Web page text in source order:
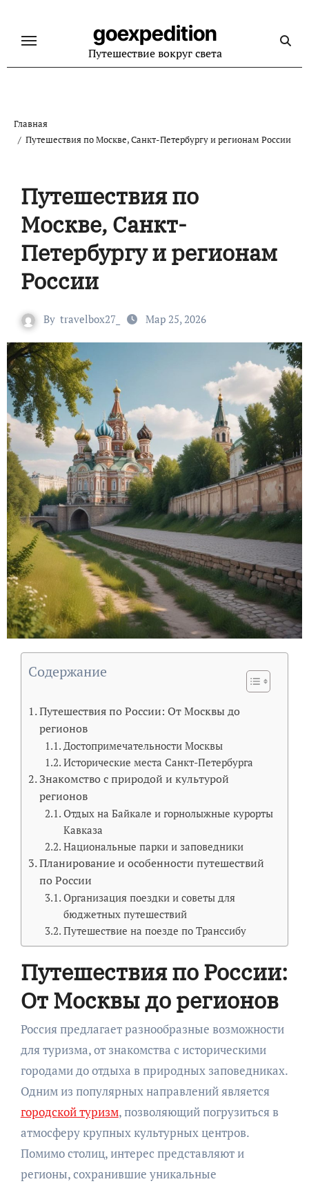
содержанию
goexpedition
Путешествие вокруг света
Главная
Путешествия по Москве, Санкт-Петербургу и регионам России
Путешествия по
Москве, Санкт-
Петербургу и регионам
России
By travelbox27_ Мар 25, 2026
Содержание
Путешествия по России: От Москвы до
регионов
Достопримечательности Москвы
Исторические места Санкт-Петербурга
Знакомство с природой и культурой
регионов
Отдых на Байкале и горнолыжные курорты
Кавказа
Национальные парки и заповедники
Планирование и особенности путешествий
по России
Организация поездки и советы для
бюджетных путешествий
Путешествие на поезде по Транссибу
Путешествия по России:
От Москвы до регионов
Россия предлагает разнообразные возможности
для туризма, от знакомства с историческими
городами до отдыха в природных заповедниках.
Одним из популярных направлений является
городской туризм, позволяющий погрузиться в
атмосферу крупных культурных центров.
Помимо столиц, интерес представляют и
регионы, сохранившие уникальные